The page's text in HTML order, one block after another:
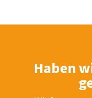
Haben